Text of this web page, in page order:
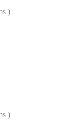
)
)